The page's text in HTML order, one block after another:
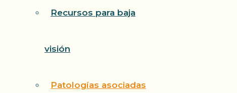
Recursos para baja
visión
Patologías asociadas